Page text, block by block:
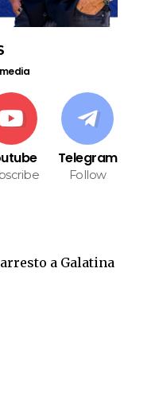
Telegram
Follow